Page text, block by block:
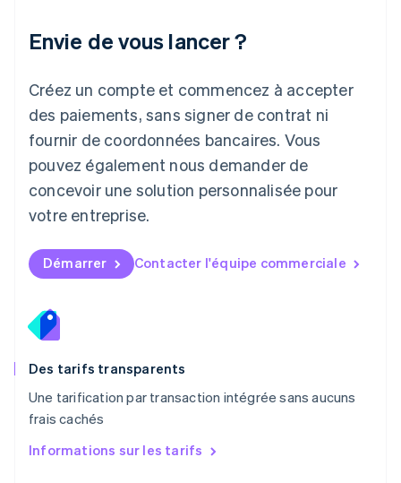
Envie de vous lancer ?
Créez un compte et commencez à accepter
des paiements, sans signer de contrat ni
fournir de coordonnées bancaires. Vous
pouvez également nous demander de
concevoir une solution personnalisée pour
votre entreprise.
Démarrer Contacter l'équipe commerciale
Des tarifs transparents
Une tarification par transaction intégrée sans aucuns
frais cachés
Informations sur les tarifs
Deutsch English
Luxembourg
FrançaisDeutsch English
Malaisie
English 简体中文
Malte
English
EspañolEnglish
English
Nouvelle-Zélande
Pays-Bas
Nederlands
English
PortuguêsEnglish
R.A.S. de Hong Kong, Chine
English